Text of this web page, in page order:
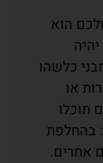
הוא
כלשהו
או
תוכלו
בהחלפת
אחרים.